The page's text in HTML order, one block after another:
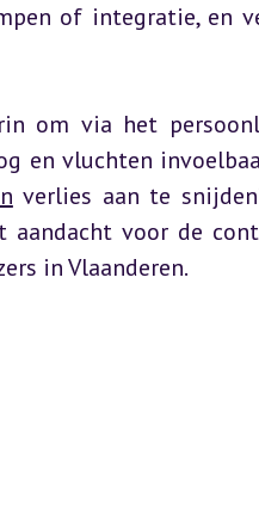
of integratie, en
om via het
en vluchten
verlies aan te
aandacht voor de
in Vlaanderen.